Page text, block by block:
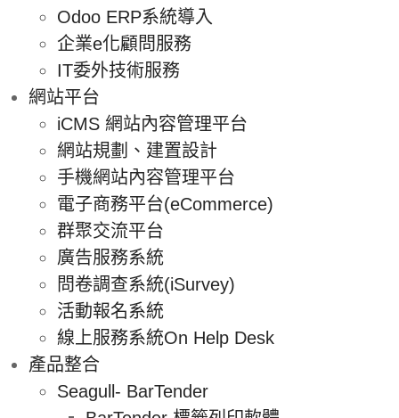
Odoo ERP系統導入
企業e化顧問服務
IT委外技術服務
網站平台
iCMS 網站內容管理平台
網站規劃、建置設計
手機網站內容管理平台
電子商務平台(eCommerce)
群聚交流平台
廣告服務系統
問卷調查系統(iSurvey)
活動報名系統
線上服務系統On Help Desk
產品整合
Seagull- BarTender